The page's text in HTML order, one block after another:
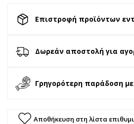
Επιστροφή προϊόντων
Δωρεάν αποστολή για
Γρηγορότερη παράδοση
Αποθήκευση στη λίστα